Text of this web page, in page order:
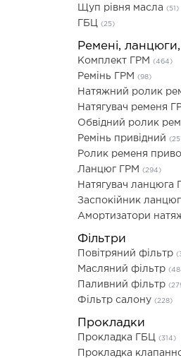
Щуп рівня масла (51)
ГБЦ (25)
Ремені, ланцюги,
Комплект ГРМ (464)
Ремінь ГРМ (98)
Натяжний ролик
Натягувач ременя
Обвідний ролик
Ремінь привідний
Ролик ременя
Ланцюг ГРМ (294)
Натягувач ланцюга
Заспокійник
Амортизатори
Фільтри
Повітряний фільтр
Масляний фільтр
Паливний фільтр
Фільтр салону (228)
Прокладки
Прокладка ГБЦ (314)
Прокладка